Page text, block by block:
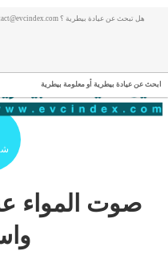
هل تبحث عن عيادة بيطرية ؟ contact@evcindex.com
ابحث عن عيادة بيطرية أو معلومة بيطرية
صوت المواء